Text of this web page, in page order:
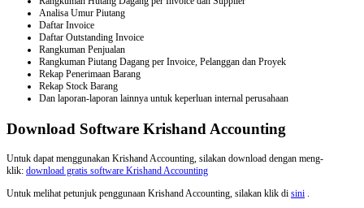
Analisa Umur Piutang
Daftar Invoice
Daftar Outstanding Invoice
Rangkuman Penjualan
Rangkuman Piutang Dagang per Invoice, Pelanggan dan Proyek
Rekap Penerimaan Barang
Rekap Stock Barang
Dan laporan-laporan lainnya untuk keperluan internal perusahaan
Download Software Krishand Accounting
Untuk dapat menggunakan Krishand Accounting, silakan download dengan meng-
klik: download gratis software Krishand Accounting
Untuk melihat petunjuk penggunaan Krishand Accounting, silakan klik di sini